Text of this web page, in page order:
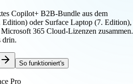
Copilot+ B2B-Bundle aus dem
Edition) oder Surface Laptop (7. Edition),
365 Cloud-Lizenzen zusammen.
drin.
So funktioniert's
Pro